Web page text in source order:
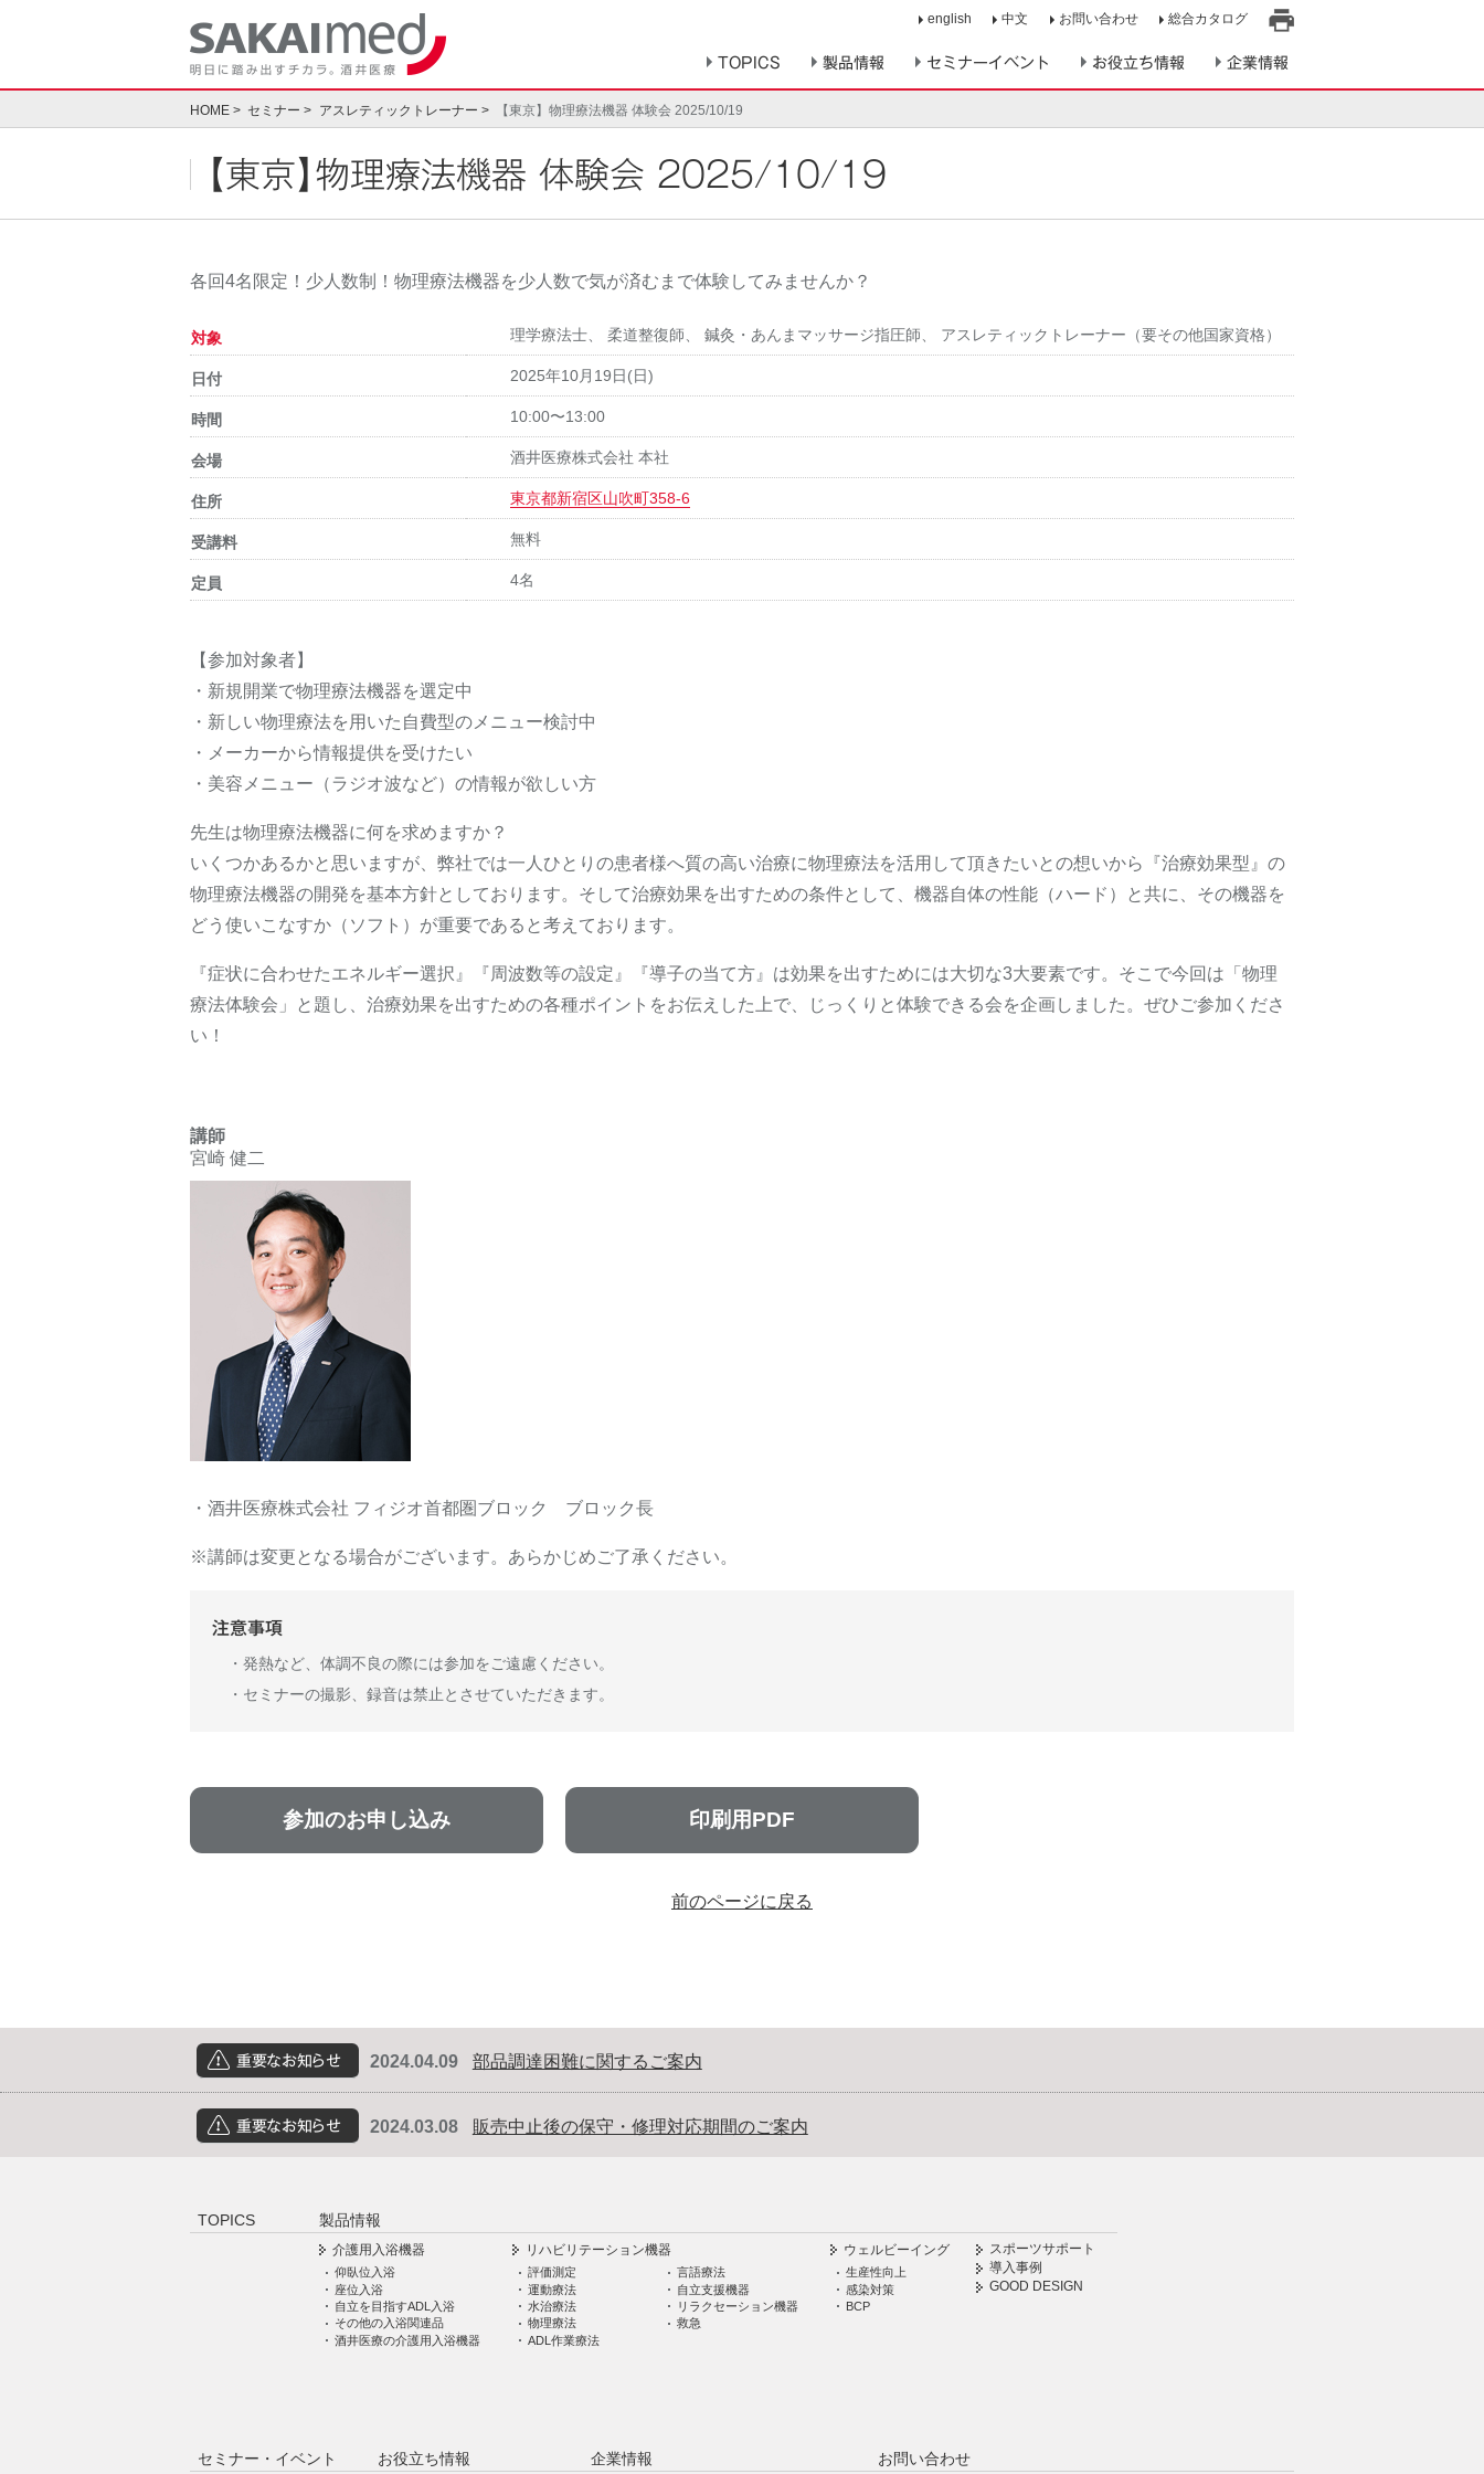
TOPICS 製品情報 セミナーイベント お役立ち情報 企業情報
english 中文 お問い合わせ
総合カタログ
刷
HOME セミナー アスレティックトレーナー 【東京】物理療法機器 体験会 2025/10/19
【東京】物理療法機器 体験会 2025/10/19
各回4名限定！少人数制！物理療法機器を少人数で気が済むまで体験してみませんか？
対象 理学療法士 柔道整復師 鍼灸・あんまマッサージ指圧師 アスレティックトレーナー（要その他国家資格）
日付 2025年10月19日(日)
時間 10:00〜13:00
会場 酒井医療株式会社 本社
住所 東京都新宿区山吹町358-6
受講料 無料
定員 4名
【参加対象者】
・新規開業で物理療法機器を選定中
・新しい物理療法を用いた自費型のメニュー検討中
・メーカーから情報提供を受けたい
・美容メニュー（ラジオ波など）の情報が欲しい方
先生は物理療法機器に何を求めますか？
いくつかあるかと思いますが、弊社では一人ひとりの患者様へ質の高い治療に物理療法を活用して頂きたいとの想いから『治療効果型』の
物理療法機器の開発を基本方針としております。そして治療効果を出すための条件として、機器自体の性能（ハード）と共に、その機器を
どう使いこなすか（ソフト）が重要であると考えております。
『症状に合わせたエネルギー選択』『周波数等の設定』『導子の当て方』は効果を出すためには大切な3大要素です。そこで今回は「物理
療法体験会」と題し、治療効果を出すための各種ポイントをお伝えした上で、じっくりと体験できる会を企画しました。ぜひご参加くださ
い！
講師
宮崎 健二
・酒井医療株式会社 フィジオ首都圏ブロック ブロック長
※講師は変更となる場合がございます。あらかじめご了承ください。
注意事項
・発熱など、体調不良の際には参加をご遠慮ください。
・セミナーの撮影、録音は禁止とさせていただきます。
参加のお申し込み 印刷用PDF
前のページに戻る
重要なお知らせ 2024.04.09 部品調達困難に関するご案内
重要なお知らせ 2024.03.08 販売中止後の保守・修理対応期間のご案内
TOPICS 製品情報
介護用入浴機器
仰臥位入浴
座位入浴
自立を目指すADL入浴
その他の入浴関連品
酒井医療の介護用入浴機器
リハビリテーション機器
評価測定
運動療法
水治療法
物理療法
ADL作業療法
言語療法
自立支援機器
リラクセーション機器
救急
ウェルビーイング
生産性向上
感染対策
BCP
スポーツサポート
導入事例
GOOD DESIGN
セミナー・イベント お役立ち情報 企業情報 お問い合わせ